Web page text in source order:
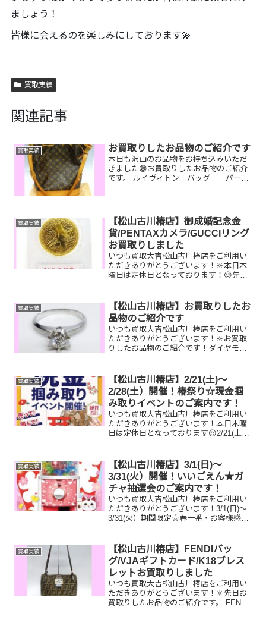
ましょう！
皆様に会えるのを楽しみにしております💫
買取実績
関連記事
買取実績 お買取りしたお品物のご紹介です
本日も沢山のお品物をお持ち込みいただ
きました😁お買取りしたお品物のご紹介
です。 ルイヴィトン バッグ パール
丈夫です！お家に眠って...
買取実績
【松山古川椿店】御成婚記念金
貨/PENTAXカメラ/GUCCIリング
お買取りしました
いつも買取大吉松山古川椿店をご利用い
ただきありがとうございます！🔆本日木
曜日は定休日となっております！😌先日
グお家で眠っているお品物はございませ
んか？ぜひ買...
買取実績
【松山古川椿店】お買取りしたお
品物のご紹介です
いつも買取大吉松山古川椿店をご利用い
ただきありがとうございます！🔆お買取
りしたお品物のご紹介です！ダイヤモン
ざいませんか？そのお品物ぜひ！買取大
吉松山古川椿店にお査定さ...
買取実績
【松山古川椿店】2/21(土)～
2/28(土）開催！椿祭り☆現金掴
み取りイベントのご案内です！
いつも買取大吉松山古川椿店をご利用い
ただきありがとうございます！本日木曜
日は定休日となっております😌2/21(土)
を開催中です！🥰11,500円以上ご成約の
お客...
買取実績
【松山古川椿店】3/1(日)～
3/31(火）開催！いいごえん★ガ
チャ抽選会のご案内です！
いつも買取大吉松山古川椿店をご利用い
ただきありがとうございます！3/1(日)～
3/31(火）期間限定☆春一番・お客様感謝
11,500円以上ご成約のお客様限定でご参
加いただけ...
買取実績
【松山古川椿店】FENDIバッ
グ/VJAギフトカード/K18ブレス
レットお買取りしました
いつも買取大吉松山古川椿店をご利用い
ただきありがとうございます！🔆先日お
買取りしたお品物のご紹介です。 FENDI